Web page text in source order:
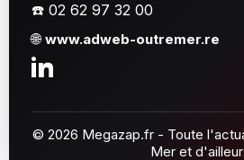
☎️ 02 62 97 32 00
🌐www.adweb-outremer.re
© 2026 Megazap.fr - Toute
Mer et